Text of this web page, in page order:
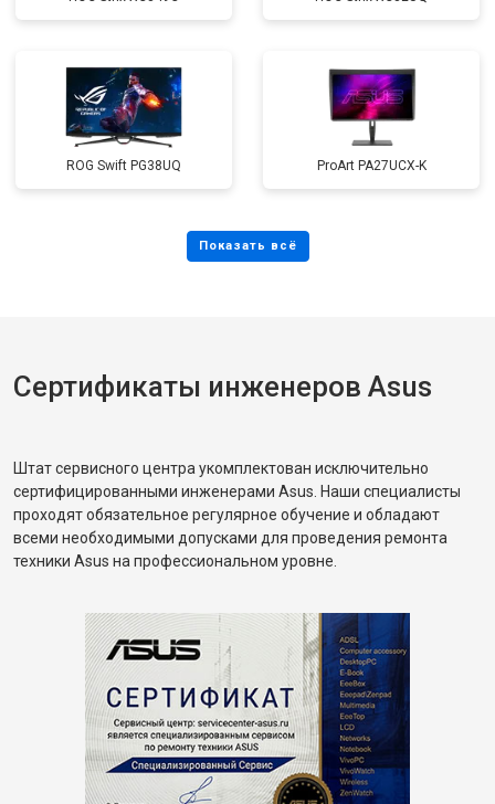
ROG Swift PG38UQ ProArt PA27UCX-K
Сертификаты инженеров Asus
Штат сервисного центра укомплектован исключительно
сертифицированными инженерами Asus. Наши специалисты
проходят обязательное регулярное обучение и обладают
всеми необходимыми допусками для проведения ремонта
техники Asus на профессиональном уровне.